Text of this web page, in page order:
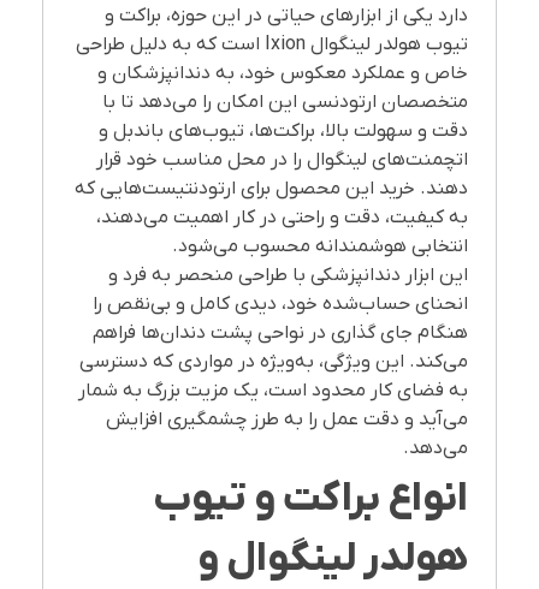
دارد یکی از ابزارهای حیاتی در این حوزه، براکت و
تیوب هولدر لینگوال Ixion است که به دلیل طراحی
خاص و عملکرد معکوس خود، به دندانپزشکان و
متخصصان ارتودنسی این امکان را می‌دهد تا با
دقت و سهولت بالا، براکت‌ها، تیوب‌های باندبل و
اتچمنت‌های لینگوال را در محل مناسب خود قرار
دهند. خرید این محصول برای ارتودنتیست‌هایی که
به کیفیت، دقت و راحتی در کار اهمیت می‌دهند،
انتخابی هوشمندانه محسوب می‌شود.
این ابزار دندانپزشکی با طراحی منحصر به فرد و
انحنای حساب‌شده خود، دیدی کامل و بی‌نقص را
هنگام جای گذاری در نواحی پشت دندان‌ها فراهم
می‌کند. این ویژگی، به‌ویژه در مواردی که دسترسی
به فضای کار محدود است، یک مزیت بزرگ به شمار
می‌آید و دقت عمل را به طرز چشمگیری افزایش
می‌دهد.
انواع براکت و تیوب
هولدر لینگوال و